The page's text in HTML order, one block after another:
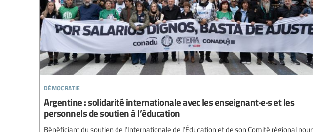
démocratie
Argentine : solidarité internationale avec les enseignant·e·s et les
personnels de soutien à l’éducation
Bénéficiant du soutien de l’Internationale de l’Éducation et de son Comité régional pour